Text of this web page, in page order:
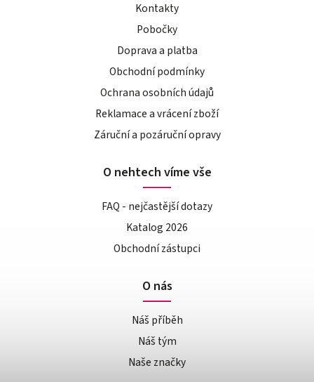
Kontakty
Pobočky
Doprava a platba
Obchodní podmínky
Ochrana osobních údajů
Reklamace a vrácení zboží
Záruční a pozáruční opravy
O nehtech víme vše
FAQ - nejčastější dotazy
Katalog 2026
Obchodní zástupci
O nás
Náš příběh
Náš tým
Naše značky